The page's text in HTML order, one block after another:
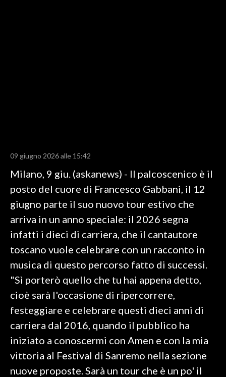
RISULTATI E CLASSIFICHE
CALCIO
CALCIO REGIONALE
BASKET
VOLLEY
MOTORI
TENNIS
ALTRI SPORT
SPETTACOLI
GOSSIP
SALUTE
09 giugno 2026 alle 15:42
Milano, 9 giu. (askanews) - Il palcoscenico è il
posto del cuore di Francesco Gabbani, il 12
giugno parte il suo nuovo tour estivo che
arriva in un anno speciale: il 2026 segna
infatti i dieci di carriera, che il cantautore
toscano vuole celebrare con un racconto in
musica di questo percorso fatto di successi.
"Sì porterò quello che tu hai appena detto,
cioè sarà l'occasione di ripercorrere,
festeggiare e celebrare questi dieci anni di
carriera dal 2016, quando il pubblico ha
iniziato a conoscermi con Amen e con la mia
vittoria al Festival di Sanremo nella sezione
nuove proposte. Sarà un tour che è un po' il